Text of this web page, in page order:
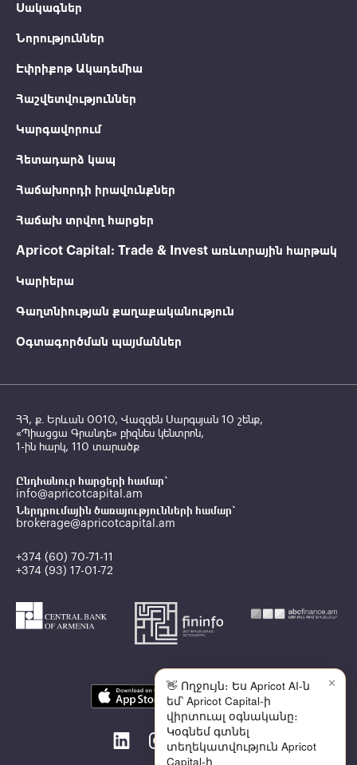
Սակագներ
Նորություններ
Էփրիքոթ Ակադեմիա
Հաշվետվություններ
Կարգավորում
Հետադարձ կապ
Հաճախորդի իրավունքներ
Հաճախ տրվող հարցեր
Apricot Capital: Trade & Invest առևտրային հարթակ
Կարիերա
Գաղտնիության քաղաքականություն
Օգտագործման պայմաններ
ՀՀ, ք․ Երևան 0010, Վազգեն Սարգսյան 10 շենք,
«Պիացցա Գրանդե» բիզնես կենտրոն,
1-ին հարկ, 110 տարածք
Ընդհանուր հարցերի համար`
info@apricotcapital.am
Ներդրումային ծառայությունների համար`
brokerage@apricotcapital.am
+374 (60) 70-71-11
+374 (93) 17-01-72
✕
👋 Ողջույն։ Ես Apricot AI-ն
եմ՝ Apricot Capital-ի
վիրտուալ օգնականը։
Կօգնեմ գտնել
տեղեկատվություն Apricot
Capital-ի